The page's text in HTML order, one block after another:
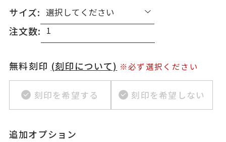
サイズ:
注文数:
無料刻印 (刻印について) ※必ず選択ください
刻印を希望する 刻印を希望しない
追加オプション